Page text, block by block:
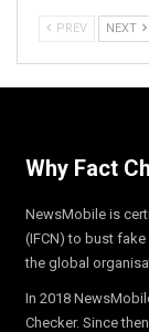
PREV NEXT
Why Fact
NewsMobile is
(IFCN) to bust
the global
In 2018
Checker. Since